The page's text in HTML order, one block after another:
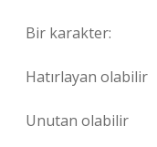
Bir karakter:
Hatırlayan olabilir
Unutan olabilir